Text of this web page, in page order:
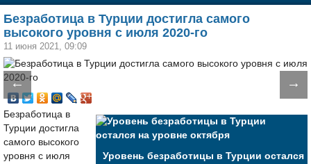
Безработица в Турции достигла самого
высокого уровня с июля 2020-го
11 июня 2021, 09:09
← →
Уровень безработицы в Турции остался
Безработица в
Турции достигла
самого высокого
уровня с июля